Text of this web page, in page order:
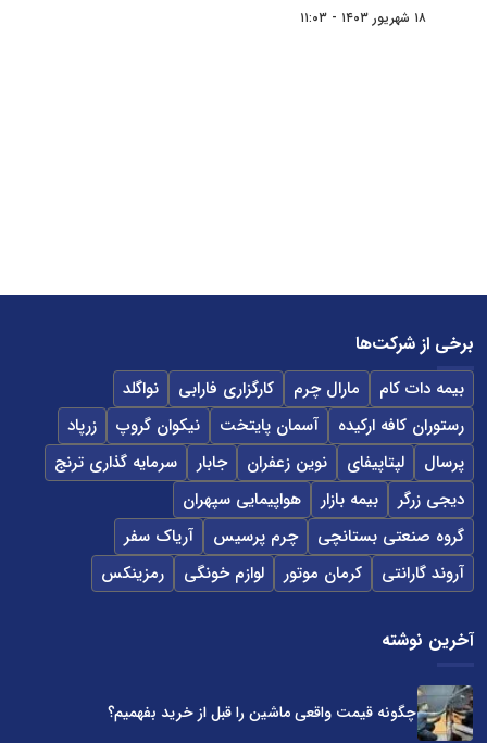
۱۸ شهریور ۱۴۰۳ - ۱۱:۰۳
برخی از شرکت‌ها
بیمه دات کام مارال چرم کارگزاری فارابی
نواگلد
رستوران کافه ارکیده
آسمان پایتخت نیکوان گروپ
زرپاد
پرسال
لپتاپیفای نوین زعفران جابار
سرمایه گذاری ترنج
دیجی زرگر
بیمه بازار
هواپیمایی سپهران
گروه صنعتی بستانچی
چرم پرسیس
آریاک سفر
آروند گارانتی
کرمان موتور لوازم خونگی رمزینکس
آخرین نوشته
چگونه قیمت واقعی ماشین را قبل از خرید بفهمیم؟